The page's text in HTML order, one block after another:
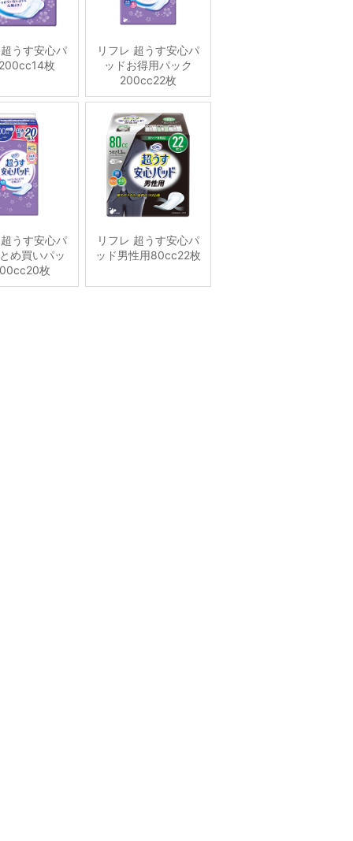
うす安心パ
枚
リフレ 超うす安心パ
ッドお得用パック
200cc22枚
うす安心パ
め買いパッ
枚
リフレ 超うす安心パ
ッド男性用80cc22枚